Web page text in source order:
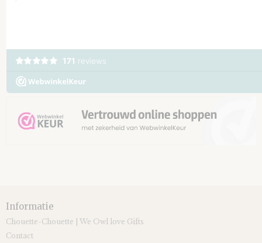
Informatie
Chouette-Chouette | We Owl love Gifts
Contact